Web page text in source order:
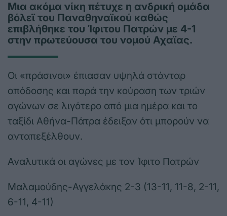
Μια ακόμα νίκη πέτυχε η ανδρική ομάδα
βόλεϊ του Παναθηναϊκού καθώς
επιβλήθηκε του Ίφιτου Πατρών με 4-1
στην πρωτεύουσα του νομού Αχαϊας.
Οι «πράσινοι» έπιασαν υψηλά στάνταρ
απόδοσης και παρά την κούραση των τριών
αγώνων σε λιγότερο από μια ημέρα και το
ταξίδι Αθήνα-Πάτρα έδειξαν ότι μπορούν να
ανταπεξέλθουν.
Αναλυτικά οι αγώνες με τον Ίφιτο Πατρών
Μαλαμούδης-Αγγελάκης 2-3 (13-11, 11-8, 2-11,
6-11, 4-11)